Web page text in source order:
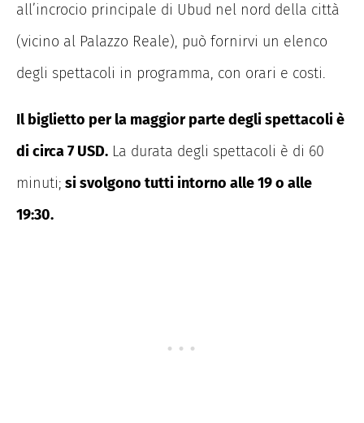
all’incrocio principale di Ubud nel nord della città
(vicino al Palazzo Reale), può fornirvi un elenco
degli spettacoli in programma, con orari e costi.
Il biglietto per la maggior parte degli spettacoli è
di circa 7 USD. La durata degli spettacoli è di 60
minuti; si svolgono tutti intorno alle 19 o alle
19:30.